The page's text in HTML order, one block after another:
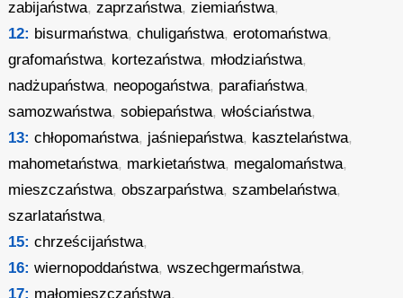
zabijaństwa,zaprzaństwa,ziemiaństwa,
12: bisurmaństwa,chuligaństwa,erotomaństwa,
grafomaństwa, kortezaństwa, młodziaństwa,
nadżupaństwa, neopogaństwa, parafiaństwa,
samozwaństwa,sobiepaństwa,włościaństwa,
13: chłopomaństwa, jaśniepaństwa, kasztelaństwa,
mahometaństwa, markietaństwa, megalomaństwa,
mieszczaństwa,obszarpaństwa,szambelaństwa,
szarlataństwa,
15: chrześcijaństwa,
16: wiernopoddaństwa,wszechgermaństwa,
17: małomieszczaństwa,